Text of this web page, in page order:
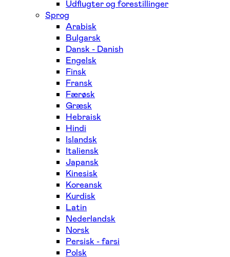
Udflugter og forestillinger
Sprog
Arabisk
Bulgarsk
Dansk - Danish
Engelsk
Finsk
Fransk
Færøsk
Græsk
Hebraisk
Hindi
Islandsk
Italiensk
Japansk
Kinesisk
Koreansk
Kurdisk
Latin
Nederlandsk
Norsk
Persisk - farsi
Polsk